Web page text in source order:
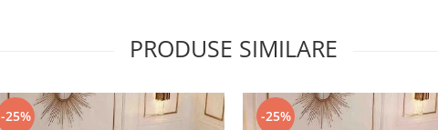
PRODUSE SIMILARE
-25% -25%